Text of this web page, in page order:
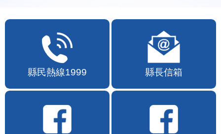
縣民熱線1999 縣長信箱